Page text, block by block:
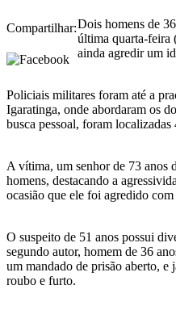
Compartilhar:Dois homens de
última quarta-feira
ainda agredir um
Policiais militares foram até a
Igaratinga, onde abordaram os
busca pessoal, foram
A vítima, um senhor de 73 anos
homens, destacando a
ocasião que ele foi agredido com
O suspeito de 51 anos possui
segundo autor, homem de 36
um mandado de prisão aberto, e
roubo e furto.